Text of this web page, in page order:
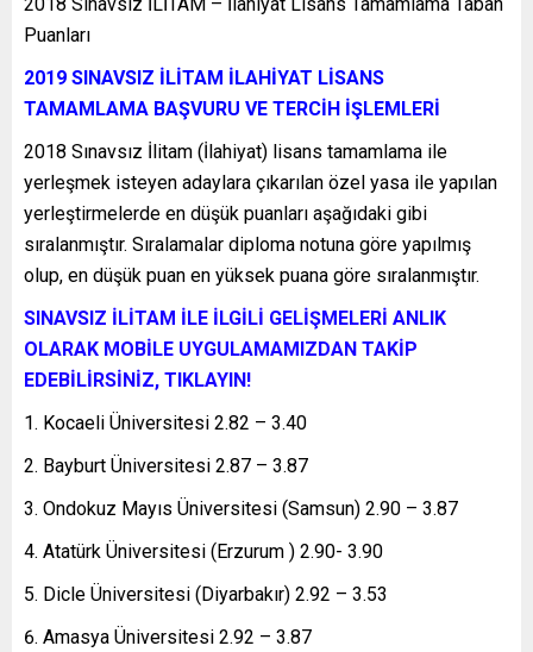
Puanları
2019 SINAVSIZ İLİTAM İLAHİYAT LİSANS
TAMAMLAMA BAŞVURU VE TERCİH İŞLEMLERİ
2018 Sınavsız İlitam (İlahiyat) lisans tamamlama ile
yerleşmek isteyen adaylara çıkarılan özel yasa ile yapılan
yerleştirmelerde en düşük puanları aşağıdaki gibi
sıralanmıştır. Sıralamalar diploma notuna göre yapılmış
olup, en düşük puan en yüksek puana göre sıralanmıştır.
SINAVSIZ İLİTAM İLE İLGİLİ GELİŞMELERİ ANLIK
OLARAK MOBİLE UYGULAMAMIZDAN TAKİP
EDEBİLİRSİNİZ, TIKLAYIN!
Kocaeli Üniversitesi 2.82 – 3.40
Bayburt Üniversitesi 2.87 – 3.87
Ondokuz Mayıs Üniversitesi (Samsun) 2.90 – 3.87
Atatürk Üniversitesi (Erzurum ) 2.90- 3.90
Dicle Üniversitesi (Diyarbakır) 2.92 – 3.53
Amasya Üniversitesi 2.92 – 3.87